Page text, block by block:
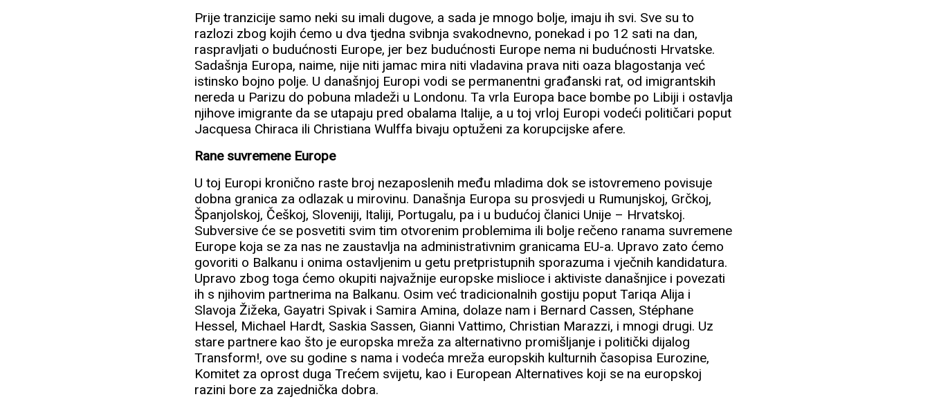
Prije tranzicije samo neki su imali dugove, a sada je mnogo bolje, imaju ih svi. Sve su to
razlozi zbog kojih ćemo u dva tjedna svibnja svakodnevno, ponekad i po 12 sati na dan,
raspravljati o budućnosti Europe, jer bez budućnosti Europe nema ni budućnosti Hrvatske.
Sadašnja Europa, naime, nije niti jamac mira niti vladavina prava niti oaza blagostanja već
istinsko bojno polje. U današnjoj Europi vodi se permanentni građanski rat, od imigrantskih
nereda u Parizu do pobuna mladeži u Londonu. Ta vrla Europa bace bombe po Libiji i ostavlja
njihove imigrante da se utapaju pred obalama Italije, a u toj vrloj Europi vodeći političari poput
Jacquesa Chiraca ili Christiana Wulffa bivaju optuženi za korupcijske afere.
Rane suvremene Europe
U toj Europi kronično raste broj nezaposlenih među mladima dok se istovremeno povisuje
dobna granica za odlazak u mirovinu. Današnja Europa su prosvjedi u Rumunjskoj, Grčkoj,
Španjolskoj, Češkoj, Sloveniji, Italiji, Portugalu, pa i u budućoj članici Unije – Hrvatskoj.
Subversive će se posvetiti svim tim otvorenim problemima ili bolje rečeno ranama suvremene
Europe koja se za nas ne zaustavlja na administrativnim granicama EU-a. Upravo zato ćemo
govoriti o Balkanu i onima ostavljenim u getu pretpristupnih sporazuma i vječnih kandidatura.
Upravo zbog toga ćemo okupiti najvažnije europske mislioce i aktiviste današnjice i povezati
ih s njihovim partnerima na Balkanu. Osim već tradicionalnih gostiju poput Tariqa Alija i
Slavoja Žižeka, Gayatri Spivak i Samira Amina, dolaze nam i Bernard Cassen, Stéphane
Hessel, Michael Hardt, Saskia Sassen, Gianni Vattimo, Christian Marazzi, i mnogi drugi. Uz
stare partnere kao što je europska mreža za alternativno promišljanje i politički dijalog
Transform!, ove su godine s nama i vodeća mreža europskih kulturnih časopisa Eurozine,
Komitet za oprost duga Trećem svijetu, kao i European Alternatives koji se na europskoj
razini bore za zajednička dobra.